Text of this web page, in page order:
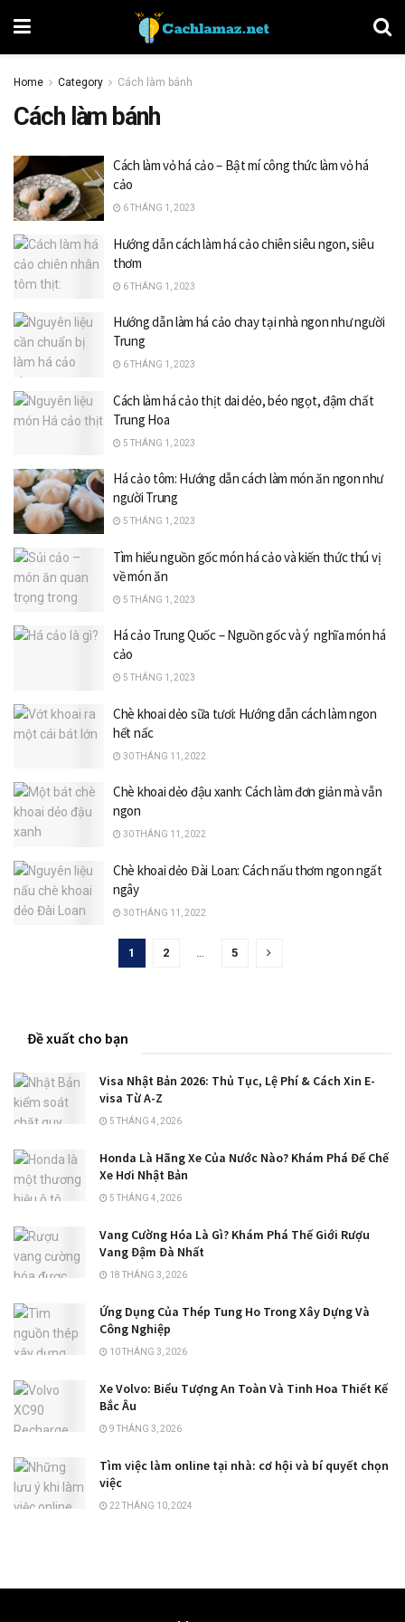
Home Category Cách làm bánh
Cách làm bánh
Cách làm vỏ há cảo – Bật mí công thức làm vỏ há
cảo
6 THÁNG 1, 2023
Hướng dẫn cách làm há cảo chiên siêu ngon, siêu
thơm
6 THÁNG 1, 2023
Hướng dẫn làm há cảo chay tại nhà ngon như người
Trung
6 THÁNG 1, 2023
Cách làm há cảo thịt dai dẻo, béo ngọt, đậm chất
Trung Hoa
5 THÁNG 1, 2023
Há cảo tôm: Hướng dẫn cách làm món ăn ngon như
người Trung
5 THÁNG 1, 2023
Tìm hiểu nguồn gốc món há cảo và kiến thức thú vị
về món ăn
5 THÁNG 1, 2023
Há cảo Trung Quốc – Nguồn gốc và ý nghĩa món há
cảo
5 THÁNG 1, 2023
Chè khoai dẻo sữa tươi: Hướng dẫn cách làm ngon
hết nấc
30 THÁNG 11, 2022
Chè khoai dẻo đậu xanh: Cách làm đơn giản mà vẫn
ngon
30 THÁNG 11, 2022
Chè khoai dẻo Đài Loan: Cách nấu thơm ngon ngất
ngây
30 THÁNG 11, 2022
1 2 … 5
Đề xuất cho bạn
Visa Nhật Bản 2026: Thủ Tục, Lệ Phí & Cách Xin E-
visa Từ A-Z
5 THÁNG 4, 2026
Honda Là Hãng Xe Của Nước Nào? Khám Phá Đế Chế
Xe Hơi Nhật Bản
5 THÁNG 4, 2026
Vang Cường Hóa Là Gì? Khám Phá Thế Giới Rượu
Vang Đậm Đà Nhất
18 THÁNG 3, 2026
Ứng Dụng Của Thép Tung Ho Trong Xây Dựng Và
Công Nghiệp
10 THÁNG 3, 2026
Xe Volvo: Biểu Tượng An Toàn Và Tinh Hoa Thiết Kế
Bắc Âu
9 THÁNG 3, 2026
Tìm việc làm online tại nhà: cơ hội và bí quyết chọn
việc
22 THÁNG 10, 2024